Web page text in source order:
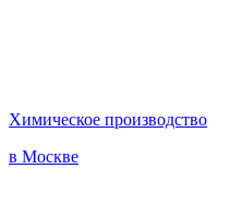
Химическое производство
в Москве